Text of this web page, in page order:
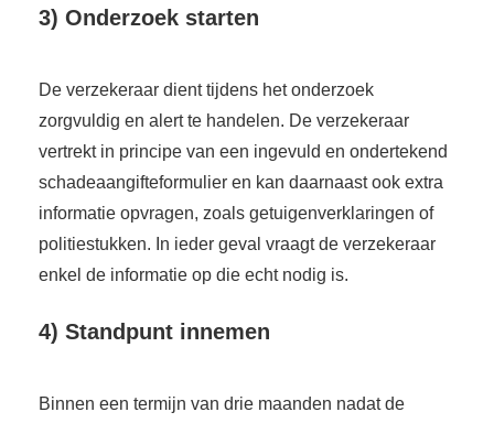
3) Onderzoek starten
De verzekeraar dient tijdens het onderzoek
zorgvuldig en alert te handelen. De verzekeraar
vertrekt in principe van een ingevuld en ondertekend
schadeaangifteformulier en kan daarnaast ook extra
informatie opvragen, zoals getuigenverklaringen of
politiestukken. In ieder geval vraagt de verzekeraar
enkel de informatie op die echt nodig is.
4) Standpunt innemen
Binnen een termijn van drie maanden nadat de